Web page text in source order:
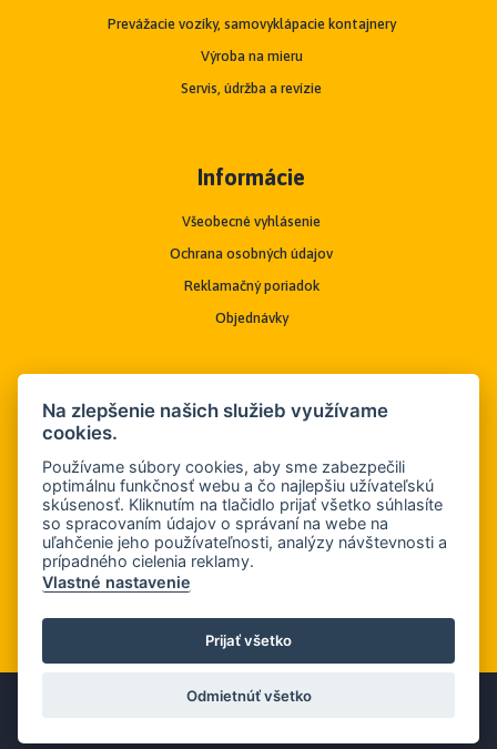
Prevážacie vozíky, samovyklápacie kontajnery
Výroba na mieru
Servis, údržba a revízie
Informácie
Všeobecné vyhlásenie
Ochrana osobných údajov
Reklamačný poriadok
Objednávky
Kontakt
Pri bitúnku 13
040 01 Košice
Tel./Fax:+421 55/6192838
reform@reformkosice.sk
copyright © 2018reformkosice
Na zlepšenie našich služieb využívame
cookies.
Používame súbory cookies, aby sme zabezpečili
optimálnu funkčnosť webu a čo najlepšiu užívateľskú
skúsenosť. Kliknutím na tlačidlo prijať všetko súhlasíte
so spracovaním údajov o správaní na webe na
uľahčenie jeho používateľnosti, analýzy návštevnosti a
prípadného cielenia reklamy.
Vlastné nastavenie
Prijať všetko
Odmietnúť všetko